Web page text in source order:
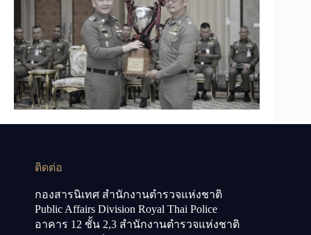
ติดต่อ
กองสารนิเทศ สำนักงานตำรวจแห่งชาติ
Public Affairs Division Royal Thai Police
อาคาร 12 ชั้น 2,3 สำนักงานตำรวจแห่งชาติ